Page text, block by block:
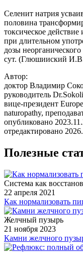
Селенит натрия
половина
токсическое
при длительном
дозы
сут. (Глюшииский
Автор:
доктор Владимир
руководитель
вице-президент
naturopathy,
опубликовано
отредактировано
Полезные
Система как
22 апреля 2021
Как нормализовать
Желчный пузырь
21 ноября 2023
Камни желчного